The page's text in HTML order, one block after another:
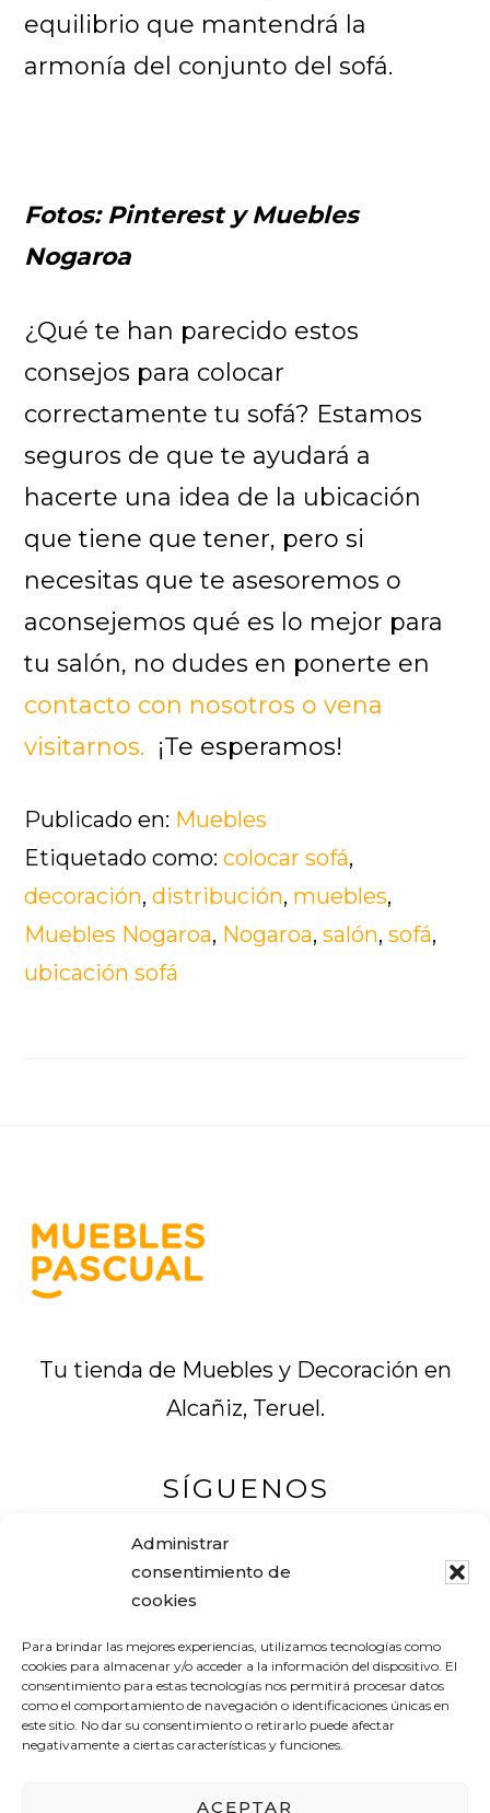
Administrar
consentimiento de
cookies
Para brindar las mejores experiencias, utilizamos tecnologías como
cookies para almacenar y/o acceder a la información del dispositivo. El
consentimiento para estas tecnologías nos permitirá procesar datos
como el comportamiento de navegación o identificaciones únicas en
este sitio. No dar su consentimiento o retirarlo puede afectar
negativamente a ciertas características y funciones.
ACEPTAR
equilibrio que mantendrá la
armonía del conjunto del sofá.
Fotos: Pinterest y Muebles
Nogaroa
¿Qué te han parecido estos
consejos para colocar
correctamente tu sofá? Estamos
seguros de que te ayudará a
hacerte una idea de la ubicación
que tiene que tener, pero si
necesitas que te asesoremos o
aconsejemos qué es lo mejor para
tu salón, no dudes en ponerte en
contacto con nosotros o vena
visitarnos. ¡Te esperamos!
Publicado en: Muebles
Etiquetado como:colocar sofá,
decoración,distribución, muebles,
Muebles Nogaroa, Nogaroa,salón,sofá,
ubicación sofá
Tu tienda de Muebles y Decoración en
Alcañiz, Teruel.
SÍGUENOS
Tel. +34 978 83 12 16
Avenida Aragón, 19
44600 ALCAÑIZ (Teruel) – España